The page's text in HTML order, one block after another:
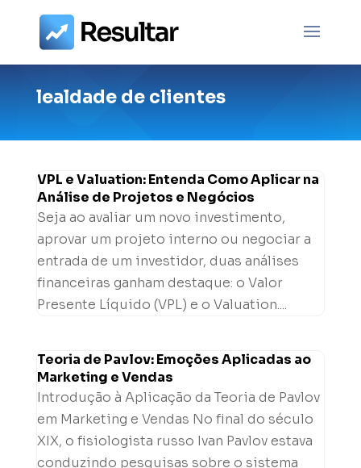
lealdade de clientes
VPL e Valuation: Entenda Como Aplicar na
Análise de Projetos e Negócios
Seja ao avaliar um novo investimento,
aprovar um projeto interno ou negociar a
entrada de um investidor, duas análises
financeiras ganham destaque: o Valor
Presente Líquido (VPL) e o Valuation....
Teoria de Pavlov: Emoções Aplicadas ao
Marketing e Vendas
Introdução à Aplicação da Teoria de Pavlov
em Marketing e Vendas No final do século
XIX, o fisiologista russo Ivan Pavlov estava
conduzindo pesquisas sobre o sistema